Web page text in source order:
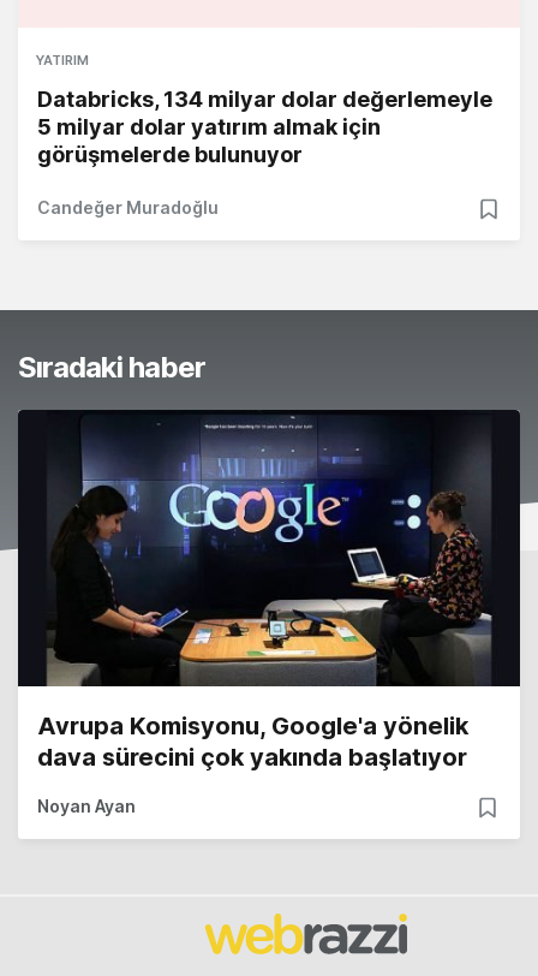
YATIRIM
Databricks, 134 milyar dolar değerlemeyle
5 milyar dolar yatırım almak için
görüşmelerde bulunuyor
Candeğer Muradoğlu
Sıradaki haber
Avrupa Komisyonu, Google'a yönelik
dava sürecini çok yakında başlatıyor
Noyan Ayan